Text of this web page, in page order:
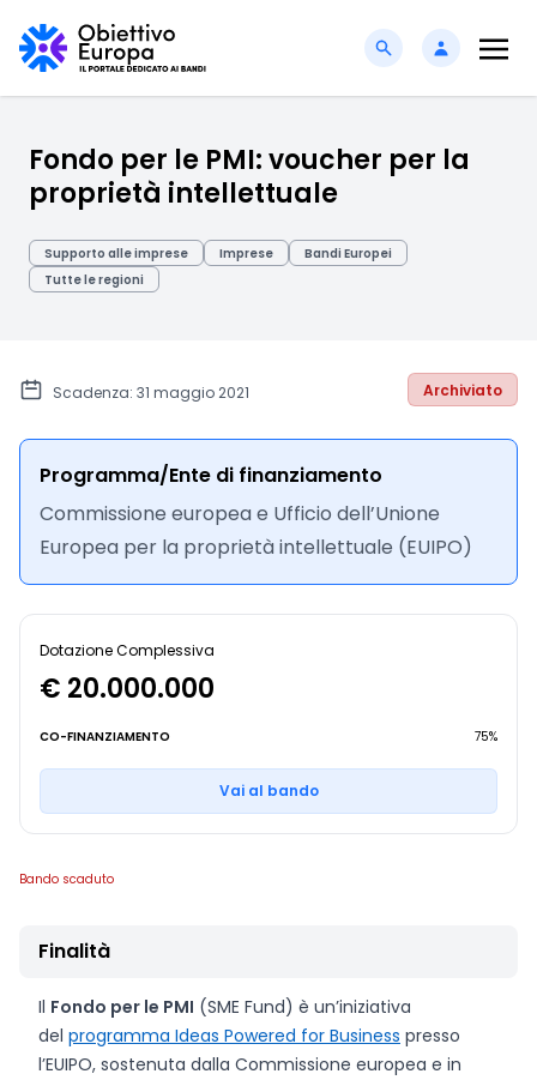
Fondo per le PMI: voucher per la
proprietà intellettuale
Supporto alle imprese Imprese
Bandi Europei
Tutte le regioni
Scadenza: 31 maggio 2021 Archiviato
Programma/Ente di finanziamento
Commissione europea e Ufficio dell’Unione
Europea per la proprietà intellettuale (EUIPO)
Dotazione Complessiva
€ 20.000.000
CO-FINANZIAMENTO 75%
Vai al bando
Bando scaduto
Finalità
Il Fondo per le PMI (SME Fund) è un’iniziativa
del programma Ideas Powered for Business presso
l’EUIPO, sostenuta dalla Commissione europea e in